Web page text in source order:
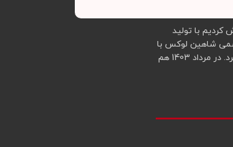
کردیم با تولید
در خدمت شما عزیزان باشیم. با توجه به استقبال گسترده شما دوستان از اوایل سال ۱۴۰۱ سایت رسمی شاهین لوکس با
هدف فروش محصولات مختلفی از جمله کفپوش شاهین، کاور ریموت شاهین، محافظ مانیتور شاهین، روکش صندلی و روکش فرمان خودرو شاهین و... آغاز بکار کرد. در مرداد 1403 هم